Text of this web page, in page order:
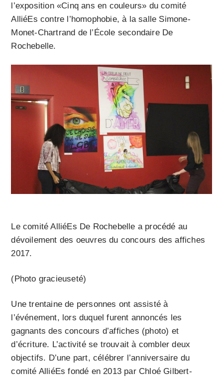
l’exposition «Cinq ans en couleurs» du comité
AlliéEs contre l’homophobie, à la salle Simone-
Monet-Chartrand de l’École secondaire De
Rochebelle.
Le comité AlliéEs De Rochebelle a procédé au
dévoilement des oeuvres du concours des affiches
2017.
(Photo gracieuseté)
Une trentaine de personnes ont assisté à
l’événement, lors duquel furent annoncés les
gagnants des concours d’affiches (photo) et
d’écriture. L’activité se trouvait à combler deux
objectifs. D’une part, célébrer l’anniversaire du
comité AlliéEs fondé en 2013 par Chloé Gilbert-